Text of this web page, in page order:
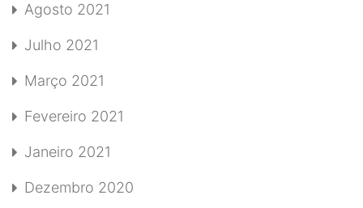
Agosto 2021
Julho 2021
Março 2021
Fevereiro 2021
Janeiro 2021
Dezembro 2020